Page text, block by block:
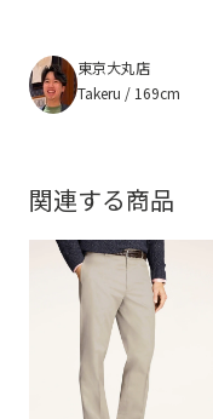
東京大丸店
Takeru / 169cm
関連する商品